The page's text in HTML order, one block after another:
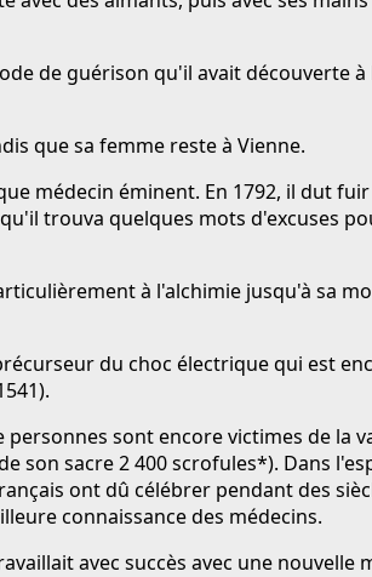
de guérison qu'il avait découverte
que sa femme reste à Vienne.
médecin éminent. En 1792, il dut
trouva quelques mots d'excuses
à l'alchimie jusqu'à sa
du choc électrique qui est
sont encore victimes de la
son sacre 2 400 scrofules*). Dans
ont dû célébrer pendant des
connaissance des médecins.
avec succès avec une